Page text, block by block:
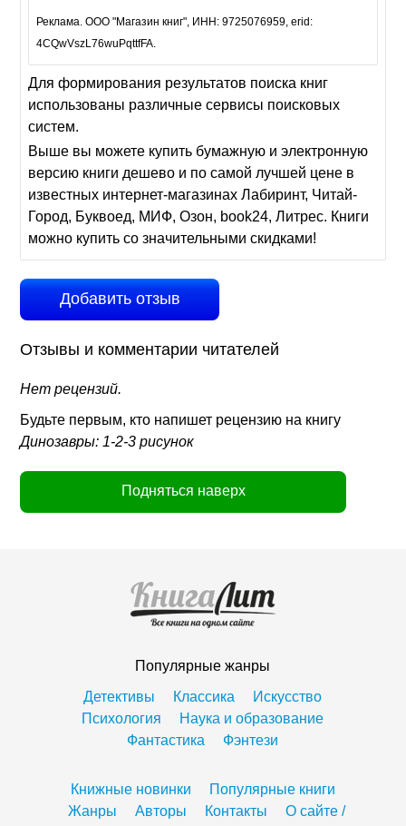
Реклама. ООО "Магазин книг", ИНН: 9725076959, erid:
4CQwVszL76wuPqttfFA.
Для формирования результатов поиска книг
использованы различные сервисы поисковых
систем.
Выше вы можете купить бумажную и электронную
версию книги дешево и по самой лучшей цене в
известных интернет-магазинах Лабиринт, Читай-
Город, Буквоед, МИФ, Озон, book24, Литрес. Книги
можно купить со значительными скидками!
Добавить отзыв
Отзывы и комментарии читателей
Нет рецензий.
Будьте первым, кто напишет рецензию на книгу
Динозавры: 1-2-3 рисунок
Подняться наверх
Популярные жанры
Детективы
Классика
Искусство
Психология
Наука и образование
Фантастика
Фэнтези
Книжные новинки
Популярные книги
Жанры
Авторы Контакты
О сайте /